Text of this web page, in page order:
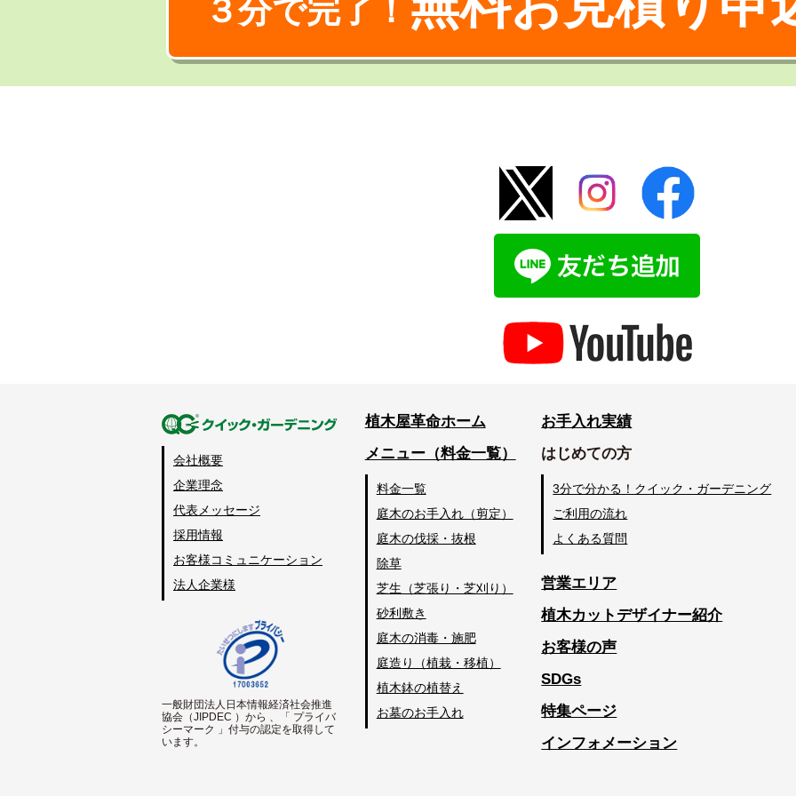
３分で完了！
会社概要
企業理念
代表メッセージ
採用情報
お客様コミュニケーション
法人企業様
一般財団法人日本情報経済社会推進
協会（JIPDEC ）から 、「 プライバ
シーマーク 」付与の認定を取得して
います。
植木屋革命ホーム
メニュー（料金一覧）
料金一覧
庭木のお手入れ（剪定）
庭木の伐採・抜根
除草
芝生（芝張り・芝刈り）
砂利敷き
庭木の消毒・施肥
庭造り（植栽・移植）
植木鉢の植替え
お墓のお手入れ
お手入れ実績
はじめての方
3分で分かる！クイック・ガーデニング
ご利用の流れ
よくある質問
営業エリア
植木カットデザイナー紹介
お客様の声
SDGs
特集ページ
インフォメーション